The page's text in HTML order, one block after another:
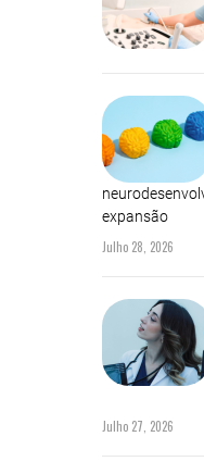
expansão
Julho 28, 2026
Julho 27, 2026